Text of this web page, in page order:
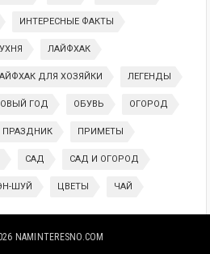
ИНТЕРЕСНЫЕ ФАКТЫ
ЛАЙФХАК
ДЛЯ ХОЗЯЙКИ ЛЕГЕНДЫ
ГОД ОБУВЬ ОГОРОД
ПРАЗДНИК ПРИМЕТЫ
САД САД И ОГОРОД
ШУЙ ЦВЕТЫ ЧАЙ
NAMINTERESNO.COM